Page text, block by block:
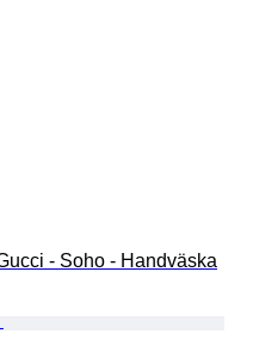
- Soho - Handväska